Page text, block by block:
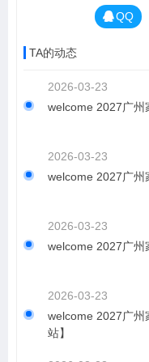
QQ
TA的动态
2026-03-23
welcome 2027广州
2026-03-23
welcome 2027广州
2026-03-23
welcome 2027广州
2026-03-23
welcome 2027广州
站】‍